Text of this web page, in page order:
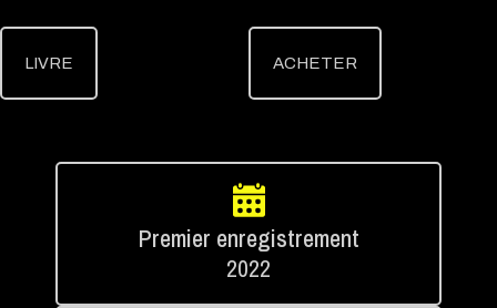
LIVRE ACHETER
Premier enregistrement
2022